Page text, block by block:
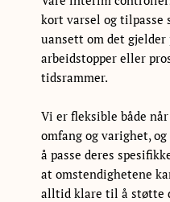
kort varsel og tilpasse
uansett om det
arbeidstopper eller
tidsrammer.
Vi er fleksible både
omfang og varighet,
å passe deres
at omstendighetene
alltid klare til å støtte